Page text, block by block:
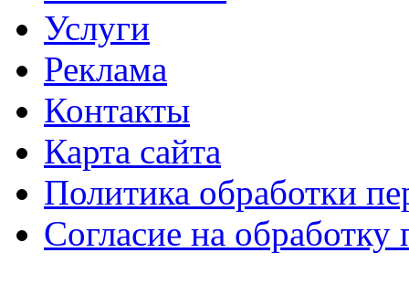
Услуги
Реклама
Контакты
Карта сайта
Политика обработки
Согласие на